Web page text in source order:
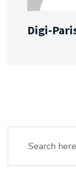
Digi-